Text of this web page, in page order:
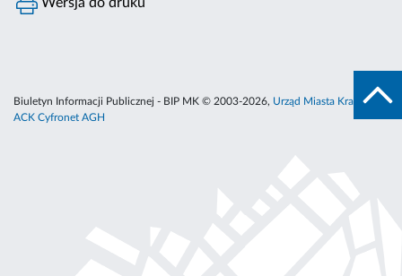
Wersja do druku
Biuletyn Informacji Publicznej - BIP MK © 2003-2026, Urząd Miasta Krakowa
ACK Cyfronet AGH